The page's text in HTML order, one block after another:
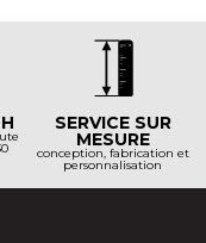
SERVICE SUR
MESURE
conception, fabrication et
personnalisation